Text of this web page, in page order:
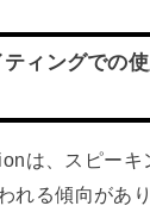
ィングでの
は、スピーキ
れる傾向があ